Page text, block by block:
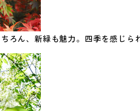
ろん、新緑も魅力。四季を感じら